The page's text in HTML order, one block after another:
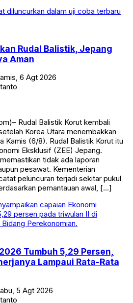
Rudal Balistik, Jepang
Aman
6 Agt 2026
Rudal Balistik Korut kembali
Korea Utara menembakkan
Kamis (6/8). Rudal Balistik Korut itu
Eksklusif (ZEE) Jepang.
tidak ada laporan
pesawat. Kementerian
peluncuran terjadi sekitar pukul
pemantauan awal, […]
Tumbuh 5,29 Persen,
Lampaui Rata-Rata
5 Agt 2026